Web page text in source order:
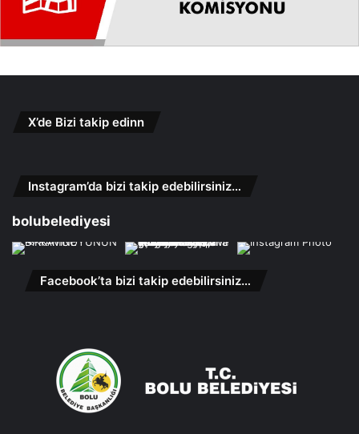
X’de Bizi takip edinn
Instagram’da bizi takip edebilirsiniz…
bolubelediyesi
Facebook’ta bizi takip edebilirsiniz…